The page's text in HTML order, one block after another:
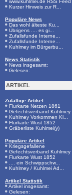
www.kuhlmei.de RSS Feed
Kurzer Hinweis zur R...
Populäre News
Das wohl älteste Ku...
Übrigens .... es gi...
Zufallsfunde Interne...
Zufallsfunde Interne...
Kuhlmey im Bürgerbu...
News Statistik
News insgesamt:
Gelesen:
ARTIKEL
Zufällige Artikel
Flurkarte Netzen 1861
Gefechtsverband Kuhlmey
Kuhlmey Vorkommen Kl...
Flurkarte Wust 1852
Gräberliste Kuhlmei(y)
Populäre Artikel
Kriegsgefallene
Gefechtsverband Kuhlmey
Flurkarte Wust 1852
.... ein Schwippschw...
Kuhlmey / Kuhlmei Ad...
Artikel Statistik
Artikel insgesamt:
Gelesen: